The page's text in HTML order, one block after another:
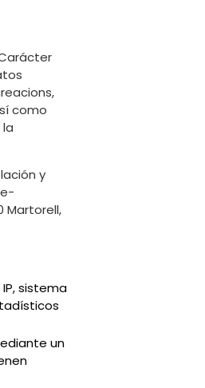
como
y
Martorell,
sistema
un